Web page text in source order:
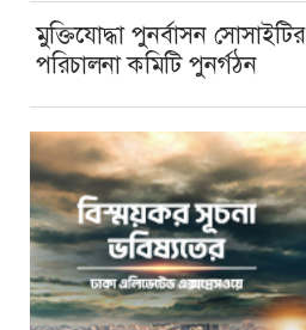
মুক্তিযোদ্ধা পুনর্বাসন সোসাইটির
পরিচালনা কমিটি পুনর্গঠন